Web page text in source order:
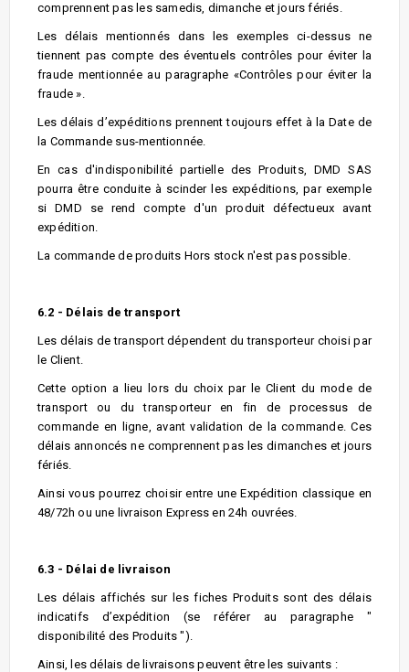
comprennent pas les samedis, dimanche et jours fériés.
Les délais mentionnés dans les exemples ci-dessus ne
tiennent pas compte des éventuels contrôles pour éviter la
fraude mentionnée au paragraphe «Contrôles pour éviter la
fraude ».
Les délais d’expéditions prennent toujours effet à la Date de
la Commande sus-mentionnée.
En cas d'indisponibilité partielle des Produits, DMD SAS
pourra être conduite à scinder les expéditions, par exemple
si DMD se rend compte d'un produit défectueux avant
expédition.
La commande de produits Hors stock n'est pas possible.
6.2 - Délais de transport
Les délais de transport dépendent du transporteur choisi par
le Client.
Cette option a lieu lors du choix par le Client du mode de
transport ou du transporteur en fin de processus de
commande en ligne, avant validation de la commande. Ces
délais annoncés ne comprennent pas les dimanches et jours
fériés.
Ainsi vous pourrez choisir entre une Expédition classique en
48/72h ou une livraison Express en 24h ouvrées.
6.3 - Délai de livraison
Les délais affichés sur les fiches Produits sont des délais
indicatifs d’expédition (se référer au paragraphe "
disponibilité des Produits ").
Ainsi, les délais de livraisons peuvent être les suivants :